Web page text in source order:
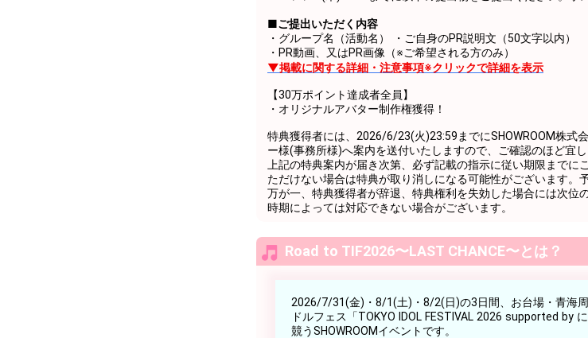
■ご提出いただく内容
・グループ名（活動名） ・ご自身のPR説明文（50文字以内）
・PR動画、又はPR画像（※ご希望される方のみ）
▼掲載に関する詳細・注意事項※クリックで詳細を表示
【30万ポイント達成者全員】
・オリジナルアバター制作権獲得！
特典獲得者には、2026/6/23(火)23:59までにSHOWROOM株式
ー様(事務所様)へ案内を送付いたしますので、ご確認のほど宜し
上記の特典案内が届き次第、必ず記載の指示に従い期限まで
ただけない場合は特典が取り消しになる可能性がございます。
万が一、特典獲得者が辞退、特典権利を失効した場合には次位
時期によっては対応できない場合がございます。
Road to TIF2026〜LAST CHANCE〜とは？
2026/7/31(金)・8/1(土)・8/2(日)の3日間、お台場・青海
ドルフェス「TOKYO IDOL FESTIVAL 2026 supported by
競うSHOWROOMイベントです。